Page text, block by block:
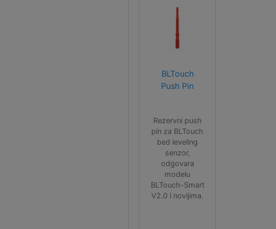
BLTouch
Push Pin
Rezervni push
pin za BLTouch
bed leveling
senzor,
odgovara
modelu
BLTouch-Smart
V2.0 i novijima.